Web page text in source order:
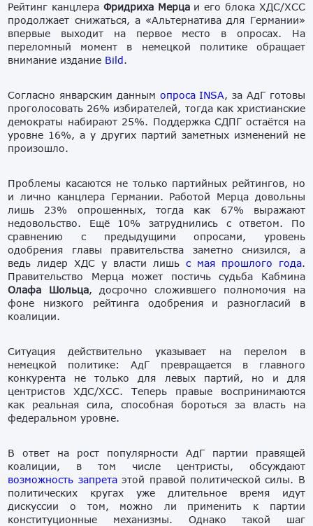
Рейтинг канцлера Фридриха Мерцаи его блока ХДС/ХСС
продолжает снижаться, а «Альтернатива для Германии»
впервые выходит на первое место в опросах. На
переломный момент в немецкой политике обращает
внимание издание Bild.
Согласно январским данным опроса INSA, за АдГ готовы
проголосовать 26% избирателей, тогда как христианские
демократы набирают 25%. Поддержка СДПГ остаётся на
уровне 16%, а у других партий заметных изменений не
произошло.
Проблемы касаются не только партийных рейтингов, но
и лично канцлера Германии. Работой Мерца довольны
лишь 23% опрошенных, тогда как 67% выражают
недовольство. Ещё 10% затруднились с ответом. По
сравнению с предыдущими опросами, уровень
одобрения главы правительства заметно снизился, а
ведь лидер ХДС у власти лишь с мая прошлого года.
Правительство Мерца может постичь судьба Кабмина
Олафа Шольца, досрочно сложившего полномочия на
фоне низкого рейтинга одобрения и разногласий в
коалиции.
Ситуация действительно указывает на перелом в
немецкой политике: АдГ превращается в главного
конкурента не только для левых партий, но и для
центристов ХДС/ХСС. Теперь правые воспринимаются
как реальная сила, способная бороться за власть на
федеральном уровне.
В ответ на рост популярности АдГ партии правящей
коалиции, в том числе центристы, обсуждают
возможность запретаэтой правой политической силы. В
политических кругах уже длительное время идут
дискуссии о том, можно ли применить к партии
конституционные механизмы. Однако такой шаг